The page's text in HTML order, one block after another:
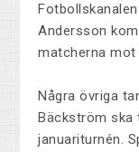
Andersson
matcherna mot
Några övriga
Bäckström ska
januariturnén.